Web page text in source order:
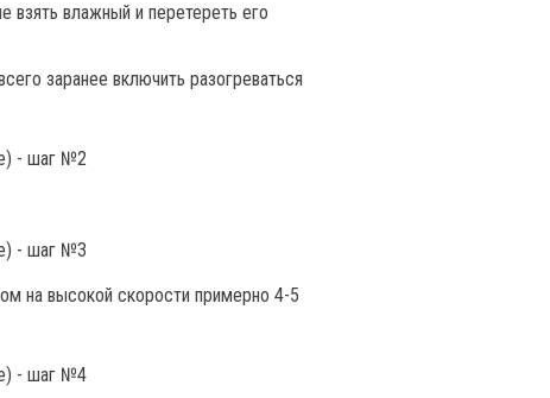
взять влажный и перетереть его
заранее включить разогреваться
на высокой скорости примерно 4-5